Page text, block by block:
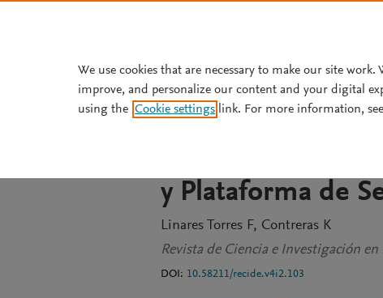
JOURNAL ARTICLE OPEN ACCESS
Vol. 4 Núm. 2
y Plataforma de
Linares Torres F
Contreras K
Revista de Ciencia e Investigación
DOI: 10.58211/recide.v4i2.103
We use cookies that are necessary to make our site
improve, and personalize our content and your digital
using the Cookie settings link. For more information,